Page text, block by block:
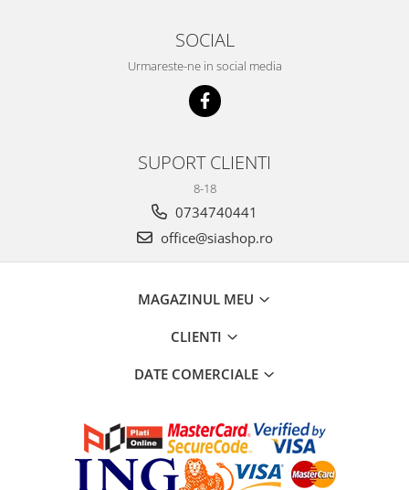
SOCIAL
Urmareste-ne in social media
SUPORT CLIENTI
8-18
0734740441
office@siashop.ro
MAGAZINUL MEU
CLIENTI
DATE COMERCIALE